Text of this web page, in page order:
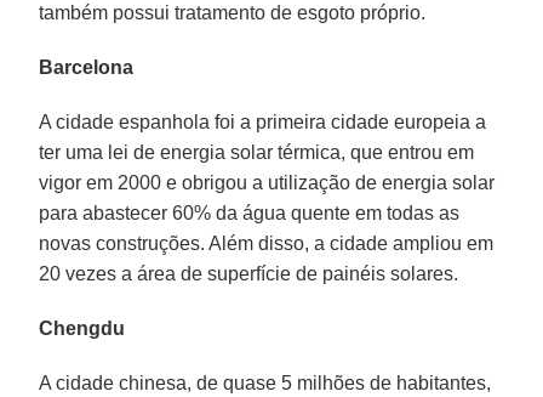
também possui tratamento de esgoto próprio.
Barcelona
A cidade espanhola foi a primeira cidade europeia a
ter uma lei de energia solar térmica, que entrou em
vigor em 2000 e obrigou a utilização de energia solar
para abastecer 60% da água quente em todas as
novas construções. Além disso, a cidade ampliou em
20 vezes a área de superfície de painéis solares.
Chengdu
A cidade chinesa, de quase 5 milhões de habitantes,